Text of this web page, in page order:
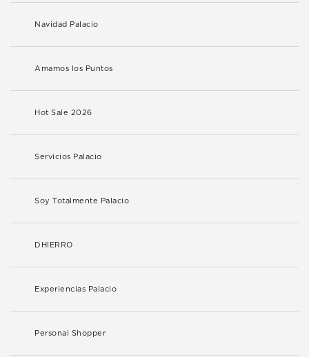
Navidad Palacio
Amamos los Puntos
Hot Sale 2026
Servicios Palacio
Soy Totalmente Palacio
DHIERRO
Experiencias Palacio
Personal Shopper